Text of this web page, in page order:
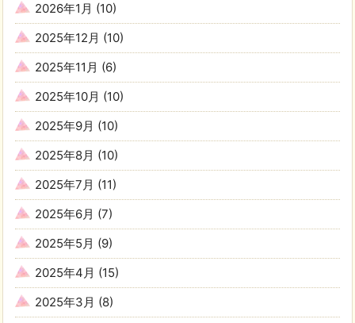
2026年1月 (10)
2025年12月 (10)
2025年11月 (6)
2025年10月 (10)
2025年9月 (10)
2025年8月 (10)
2025年7月 (11)
2025年6月 (7)
2025年5月 (9)
2025年4月 (15)
2025年3月 (8)